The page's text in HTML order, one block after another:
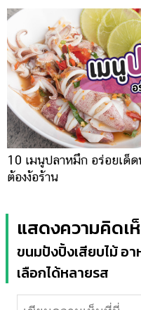
10 เมนูปลาหมึก อร่อยเด็
ต้องง้อร้าน
แสดงความคิดเ
ขนมปังปิ้งเสียบไม้ อา
เลือกได้หลายรส